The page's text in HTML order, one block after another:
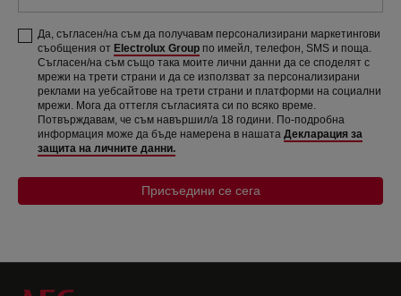
Да, съгласен/на съм да получавам персонализирани маркетингови
съобщения от Electrolux Group по имейл, телефон, SMS и поща.
Съгласен/на съм също така моите лични данни да се споделят с
мрежи на трети страни и да се използват за персонализирани
реклами на уебсайтове на трети страни и платформи на социални
мрежи. Мога да оттегля съгласията си по всяко време.
Потвърждавам, че съм навършил/а 18 години. По-подробна
информация може да бъде намерена в нашата Декларация за
защита на личните данни.
Присъедини се сега